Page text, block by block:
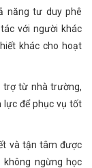
năng tư duy phê
với người khác
khác cho hoạt
trợ từ nhà trường,
lực để phục vụ tốt
và tận tâm được
không ngừng học